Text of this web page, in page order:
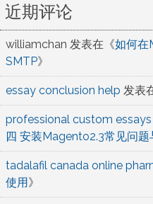
近期评论
williamchan 发表在《如何在
SMTP》
essay conclusion help 发表
professional custom essays
四 安装Magento2.3常见问题
tadalafil canada online
使用》